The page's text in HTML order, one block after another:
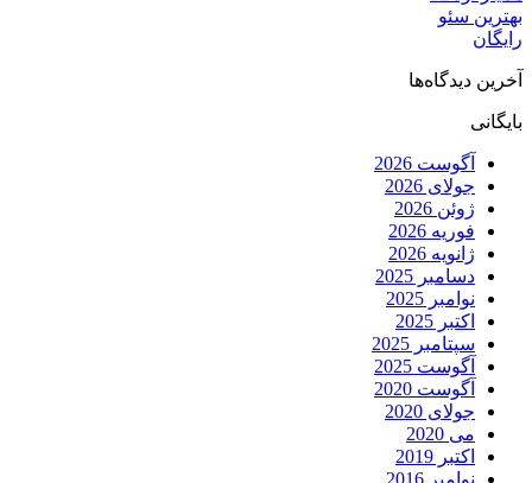
بهترین سئو
رایگان
آخرین دیدگاه‌ها
بایگانی
آگوست 2026
جولای 2026
ژوئن 2026
فوریه 2026
ژانویه 2026
دسامبر 2025
نوامبر 2025
اکتبر 2025
سپتامبر 2025
آگوست 2025
آگوست 2020
جولای 2020
می 2020
اکتبر 2019
نوامبر 2016